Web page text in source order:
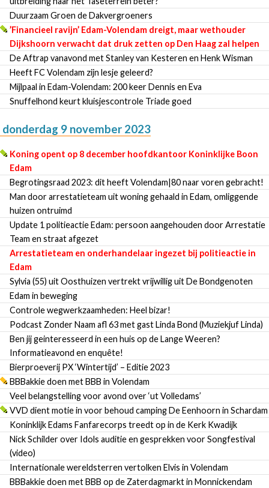
Duurzaam Groen de Dakvergroeners
’Financieel ravijn’ Edam-Volendam dreigt, maar wethouder
Dijkshoorn verwacht dat druk zetten op Den Haag zal helpen
De Aftrap vanavond met Stanley van Kesteren en Henk Wisman
Heeft FC Volendam zijn lesje geleerd?
Mijlpaal in Edam-Volendam: 200 keer Dennis en Eva
Snuffelhond keurt kluisjescontrole Triade goed
donderdag 9 november 2023
Koning opent op 8 december hoofdkantoor Koninklijke Boon
Edam
Begrotingsraad 2023: dit heeft Volendam|80 naar voren gebracht!
Man door arrestatieteam uit woning gehaald in Edam, omliggende
huizen ontruimd
Update 1 politieactie Edam: persoon aangehouden door Arrestatie
Team en straat afgezet
Arrestatieteam en onderhandelaar ingezet bij politieactie in
Edam
Sylvia (55) uit Oosthuizen vertrekt vrijwillig uit De Bondgenoten
Edam in beweging
Controle wegwerkzaamheden: Heel bizar!
Podcast Zonder Naam afl 63 met gast Linda Bond (Muziekjuf Linda)
Ben jij geinteresseerd in een huis op de Lange Weeren?
Informatieavond en enquête!
Bierproeverij PX ‘Wintertijd’ – Editie 2023
BBBakkie doen met BBB in Volendam
Veel belangstelling voor avond over ‘ut Volledams’
VVD dient motie in voor behoud camping De Eenhoorn in Schardam
Koninklijk Edams Fanfarecorps treedt op in de Kerk Kwadijk
Nick Schilder over Idols auditie en gesprekken voor Songfestival
(video)
Internationale wereldsterren vertolken Elvis in Volendam
BBBakkie doen met BBB op de Zaterdagmarkt in Monnickendam